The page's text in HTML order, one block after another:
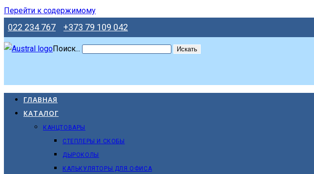
Перейти к содержимому
022 234 767 +373 79 109 042
Поиск... Искать
ГЛАВНАЯ
КАТАЛОГ
КАНЦТОВАРЫ
СТЕПЛЕРЫ И СКОБЫ
ДЫРОКОЛЫ
КАЛЬКУЛЯТОРЫ ДЛЯ ОФИСА